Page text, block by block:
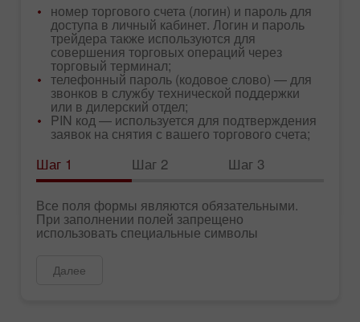
номер торгового счета (логин) и пароль для
доступа в личный кабинет. Логин и пароль
трейдера также используются для
совершения торговых операций через
торговый терминал;
телефонный пароль (кодовое слово) — для
звонков в службу технической поддержки
или в дилерский отдел;
PIN код — используется для подтверждения
заявок на снятия с вашего торгового счета;
Шаг 1 Шаг 2 Шаг 3
Все поля формы являются обязательными.
При заполнении полей запрещено
использовать специальные символы
Далее